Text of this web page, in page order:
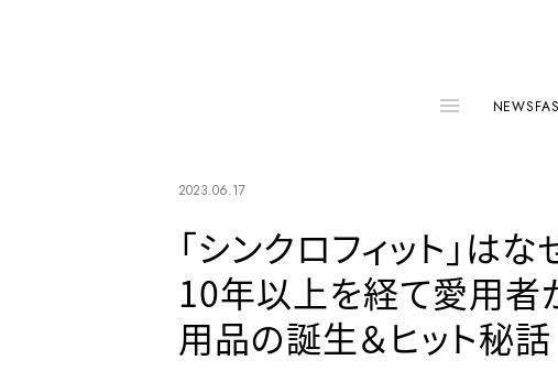
NEWS
2023.06.17
「シンクロフィット」は
10年以上を経て愛用者
用品の誕生＆ヒット秘話